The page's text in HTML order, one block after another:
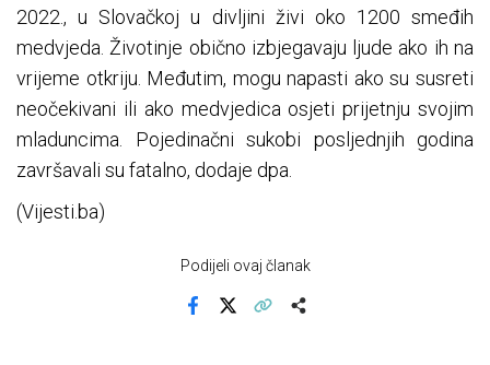
2022., u Slovačkoj u divljini živi oko 1200 smeđih
medvjeda. Životinje obično izbjegavaju ljude ako ih na
vrijeme otkriju. Međutim, mogu napasti ako su susreti
neočekivani ili ako medvjedica osjeti prijetnju svojim
mladuncima. Pojedinačni sukobi posljednjih godina
završavali su fatalno, dodaje dpa.
(Vijesti.ba)
Podijeli ovaj članak